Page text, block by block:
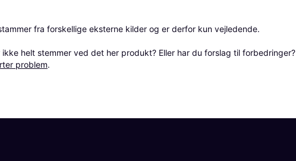
fra forskellige eksterne kilder og er derfor kun vejledende.
helt stemmer ved det her produkt? Eller har du forslag til forbedringer?
problem.